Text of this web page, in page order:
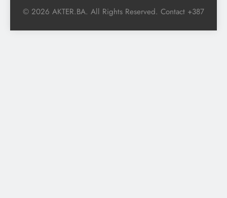
© 2026 AKTER.BA. All Rights Reserved. Contact +387